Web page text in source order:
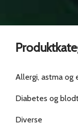
Allergi, astma og
Diabetes og
Diverse